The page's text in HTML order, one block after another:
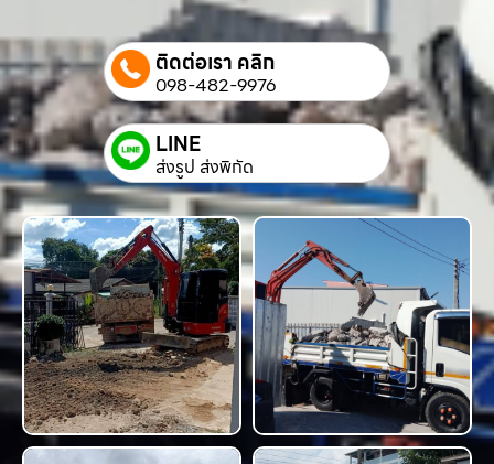
ติดต่อเรา คลิก
098-482-9976
LINE
ส่งรูป ส่งพิกัด